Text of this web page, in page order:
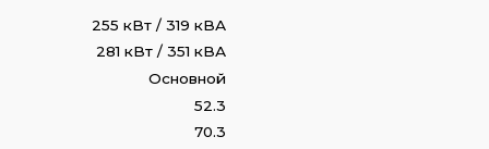
255 кВт / 319 кВА
281 кВт / 351 кВА
Основной
52.3
70.3